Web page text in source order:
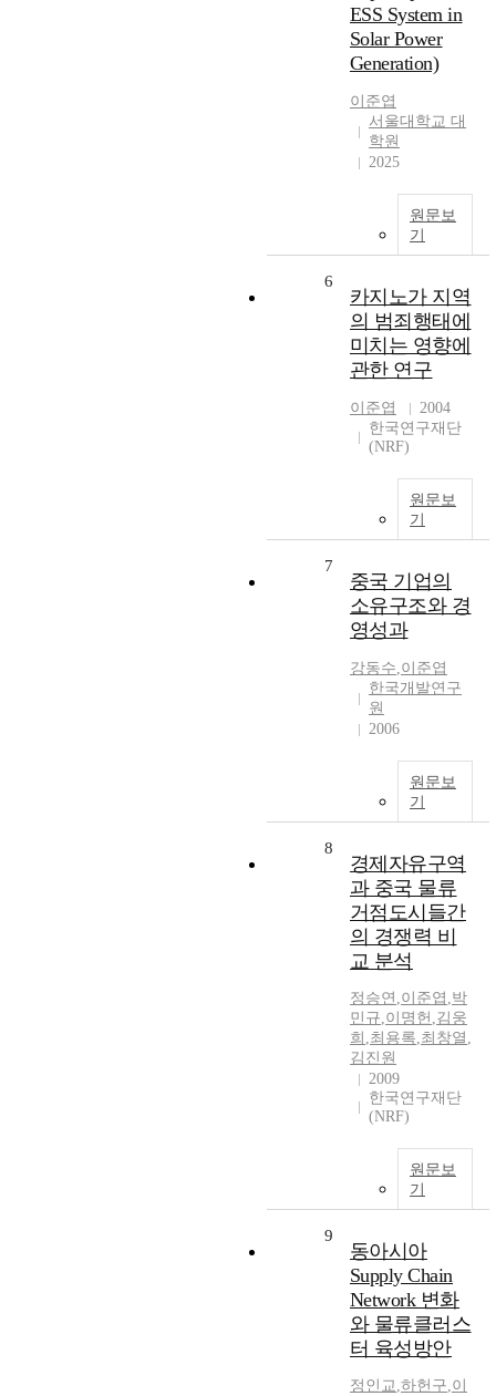
ESS System in
Solar Power
Generation)
이준엽
서울대학교 대
학원
2025
원문보
기
6
카지노가 지역
의 범죄행태에
미치는 영향에
관한 연구
이준엽
2004
한국연구재단
(NRF)
원문보
기
7
중국 기업의
소유구조와 경
영성과
강동수,이준엽
한국개발연구
원
2006
원문보
기
8
경제자유구역
과 중국 물류
거점도시들간
의 경쟁력 비
교 분석
정승연 ,이준엽 ,박
민규,이명헌 ,김웅
희 ,최용록,최창열 ,
김진원
2009
한국연구재단
(NRF)
원문보
기
9
동아시아
Supply Chain
Network 변화
와 물류클러스
터 육성방안
정인교,하헌구,이